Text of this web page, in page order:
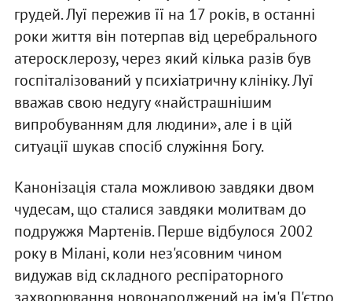
грудей. Луї пережив її на 17 років, в останні
роки життя він потерпав від церебрального
атеросклерозу, через який кілька разів був
госпіталізований у психіатричну клініку. Луї
вважав свою недугу «найстрашнішим
випробуванням для людини», але і в цій
ситуації шукав спосіб служіння Богу.
Канонізація стала можливою завдяки двом
чудесам, що сталися завдяки молитвам до
подружжя Мартенів. Перше відбулося 2002
року в Мілані, коли нез'ясовним чином
видужав від складного респіраторного